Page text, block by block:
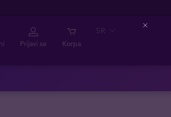
Prijavi se Korpa
SR Close